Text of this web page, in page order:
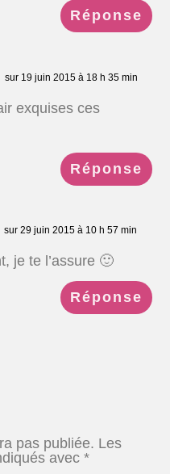
Réponse
sur 19 juin 2015 à 18 h 35 min
exquises ces
Réponse
sur 29 juin 2015 à 10 h 57 min
je te l’assure 🙂
Réponse
pas publiée. Les
avec*